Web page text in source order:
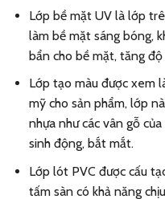
Lớp bề mặt UV là lớp
làm bề mặt sáng bóng,
bẩn cho bề mặt, tăng độ
Lớp tạo màu được xem
mỹ cho sản phẩm, lớp
nhựa như các vân gỗ
sinh động, bắt mắt.
Lớp lót PVC được cấu
tấm sàn có khả năng